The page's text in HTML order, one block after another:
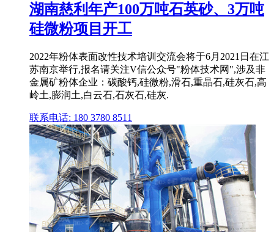
湖南慈利年产100万吨石英砂、3万吨
硅微粉项目开工
2022年粉体表面改性技术培训交流会将于6月2021日在江
苏南京举行,报名请关注V信公众号"粉体技术网",涉及非
金属矿粉体企业：碳酸钙,硅微粉,滑石,重晶石,硅灰石,高
岭土,膨润土,白云石,石灰石,硅灰.
联系电话: 180 3780 8511